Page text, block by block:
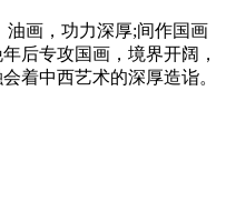
画，功力深厚;间作国画
后专攻国画，境界开阔，
着中西艺术的深厚造诣。